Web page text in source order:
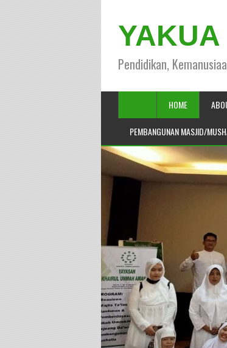
YAKUA
Pendidikan,
HOME
PEMBANGUNAN MASJID/